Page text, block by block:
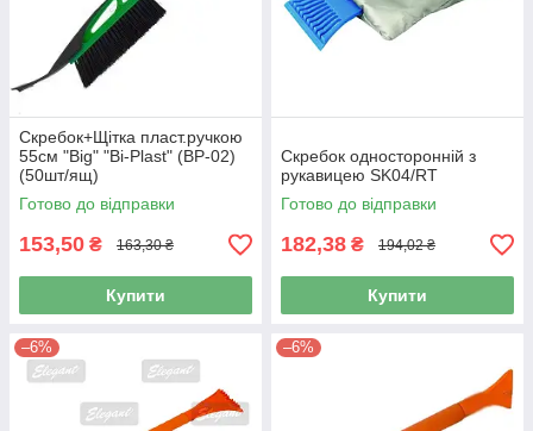
Скребок+Щітка пласт.ручкою
55см "Big" "Bi-Plast" (BP-02)
(50шт/ящ)
Готово до відправки
153,50 ₴ 163,30 ₴
Купити
Скребок односторонній з
рукавицею SK04/RT
Готово до відправки
182,38 ₴ 194,02 ₴
Купити
–6% –6%